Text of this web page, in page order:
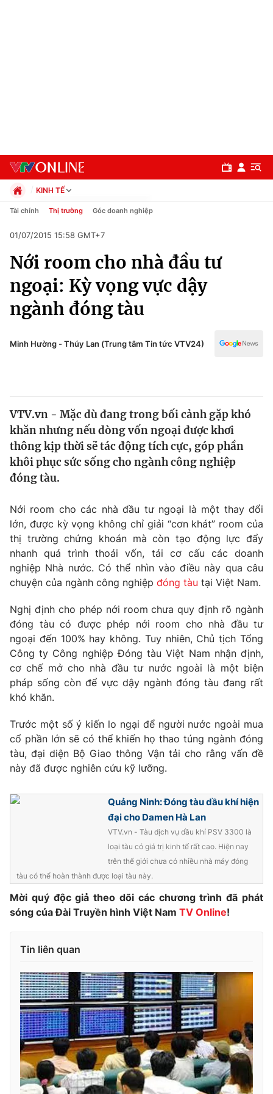
Chuyên mục
Chính trị
Xã hội
Pháp luật
Thế giới
Tin tức
Thế giới đó đây
Kinh tế
Tài chính
Thị trường
Góc doanh nghiệp
Truyền hình
Phim VTV
Hậu trường
Khán giả
Giải sao mai
Giải trí
Điện ảnh
Âm nhạc
Sao
Du lịch
Làm đẹp
Chất lượng cuộc sống
Giáo dục
Tuyển sinh
Học trực tuyến
Công nghệ
Hitech Công nghệ tương lai
Thị trường
Tư vấn
Giao lưu trực tuyến
Lịch phát sóng
Emagazine Podcast
Infographic
Video Shorts video
VTV Money VTV Thể thao
VTV Sức khoẻ
Thị trường 24h Tấm lòng Việt
VTV4 Vươn mình bằng AI
VTV9 VTV8
Liên hệ tòa soạn English
KINH TẾ
Chính trị
Pháp luật
Kinh tế
Thể thao
Truyền hình
Văn hóa - Giải trí
Công nghệ
Tài chính Thị trường Góc doanh nghiệp
01/07/2015 15:58 GMT+7
Nới room cho nhà đầu tư
ngoại: Kỳ vọng vực dậy
ngành đóng tàu
Minh Hường - Thúy Lan (Trung tâm Tin tức VTV24)
VTV.vn - Mặc dù đang trong bối cảnh gặp khó
khăn nhưng nếu dòng vốn ngoại được khơi
thông kịp thời sẽ tác động tích cực, góp phần
khôi phục sức sống cho ngành công nghiệp
đóng tàu.
Nới room cho các nhà đầu tư ngoại là một thay đổi
lớn, được kỳ vọng không chỉ giải “cơn khát” room của
thị trường chứng khoán mà còn tạo động lực đẩy
nhanh quá trình thoái vốn, tái cơ cấu các doanh
nghiệp Nhà nước. Có thể nhìn vào điều này qua câu
chuyện của ngành công nghiệp đóng tàu tại Việt Nam.
Nghị định cho phép nới room chưa quy định rõ ngành
đóng tàu có được phép nới room cho nhà đầu tư
ngoại đến 100% hay không. Tuy nhiên, Chủ tịch Tổng
Công ty Công nghiệp Đóng tàu Việt Nam nhận định,
cơ chế mở cho nhà đầu tư nước ngoài là một biện
pháp sống còn để vực dậy ngành đóng tàu đang rất
khó khăn.
Trước một số ý kiến lo ngại để người nước ngoài mua
cổ phần lớn sẽ có thể khiến họ thao túng ngành đóng
tàu, đại diện Bộ Giao thông Vận tải cho rằng vấn đề
này đã được nghiên cứu kỹ lưỡng.
Quảng Ninh: Đóng tàu dầu khí hiện
đại cho Damen Hà Lan
VTV.vn - Tàu dịch vụ dầu khí PSV 3300 là
loại tàu có giá trị kinh tế rất cao. Hiện nay
trên thế giới chưa có nhiều nhà máy đóng
tàu có thể hoàn thành được loại tàu này.
Mời quý độc giả theo dõi các chương trình đã phát
sóng của Đài Truyền hình Việt Nam TV Online!
Tin liên quan